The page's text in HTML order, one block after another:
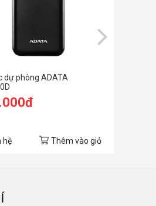
dự phòng ADATA
hệ Thêm vào giỏ